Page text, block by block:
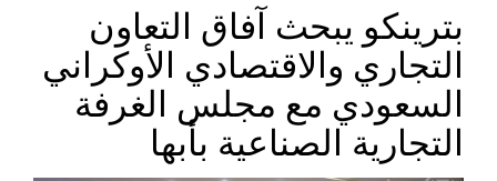
بترينكو يبحث آفاق التعاون
التجاري والاقتصادي الأوكراني
السعودي مع مجلس الغرفة
التجارية الصناعية بأبها